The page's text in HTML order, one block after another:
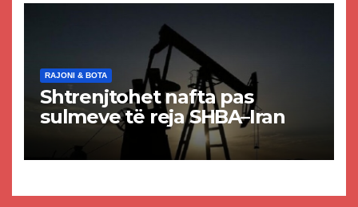
RAJONI & BOTA
Shtrenjtohet nafta pas
sulmeve të reja SHBA–Iran